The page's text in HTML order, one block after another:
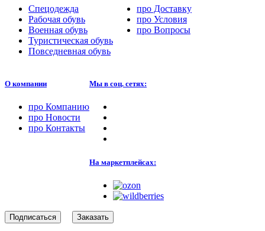
Спецодежда
Рабочая обувь
Военная обувь
Туристическая обувь
Повседневная обувь
про Доставку
про Условия
про Вопросы
О компании
про Компанию
про Новости
про Контакты
Мы в соц. сетях:
На маркетплейсах:
Подписаться Заказать